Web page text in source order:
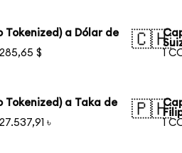
a Dólar de
$
🇨🇭
1
a Taka de
৳
🇵🇭
1